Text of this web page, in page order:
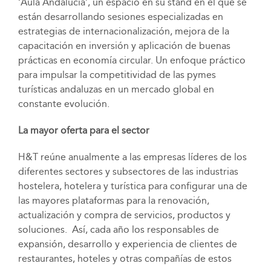
están desarrollando sesiones especializadas en
estrategias de internacionalización, mejora de la
capacitación en inversión y aplicación de buenas
prácticas en economía circular. Un enfoque práctico
para impulsar la competitividad de las pymes
turísticas andaluzas en un mercado global en
constante evolución.
La mayor oferta para el sector
H&T reúne anualmente a las empresas líderes de los
diferentes sectores y subsectores de las industrias
hostelera, hotelera y turística para configurar una de
las mayores plataformas para la renovación,
actualización y compra de servicios, productos y
soluciones. Así, cada año los responsables de
expansión, desarrollo y experiencia de clientes de
restaurantes, hoteles y otras compañías de estos